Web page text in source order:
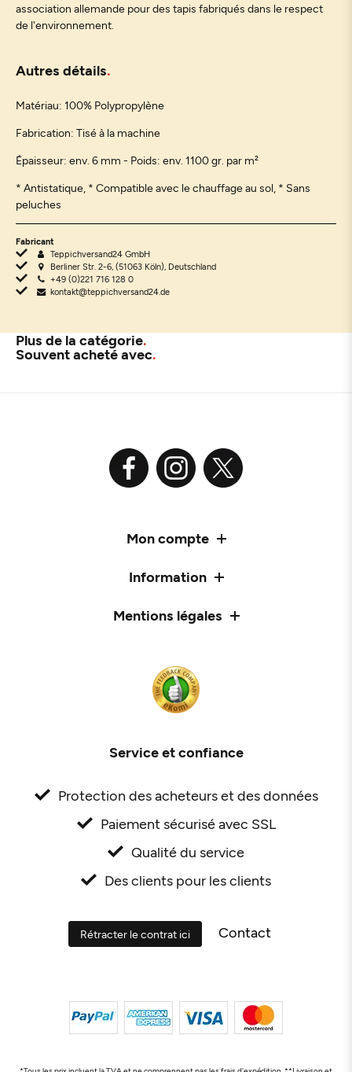
association allemande pour des tapis fabriqués dans le respect
de l'environnement.
Autres détails
Matériau: 100% Polypropylène
Fabrication: Tisé à la machine
Épaisseur: env. 6 mm - Poids: env. 1100 gr. par m²
* Antistatique, * Compatible avec le chauffage au sol, * Sans
peluches
Fabricant
Teppichversand24 GmbH
Berliner Str. 2-6, (51063 Köln), Deutschland
+49 (0)221 716 128 0
kontakt@teppichversand24.de
Plus de la catégorie
Souvent acheté avec
Mon compte
Information
Mentions légales
Service et confiance
Protection des acheteurs et des données
Paiement sécurisé avec SSL
Qualité du service
Des clients pour les clients
Rétracter le contrat ici Contact